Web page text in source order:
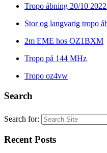
Tropo åbning 20/10
Stor og langvarig tropo
2m EME hos OZ1BXM
Tropo på 144 MHz
Tropo oz4vw
Search
Search for:
Recent Posts